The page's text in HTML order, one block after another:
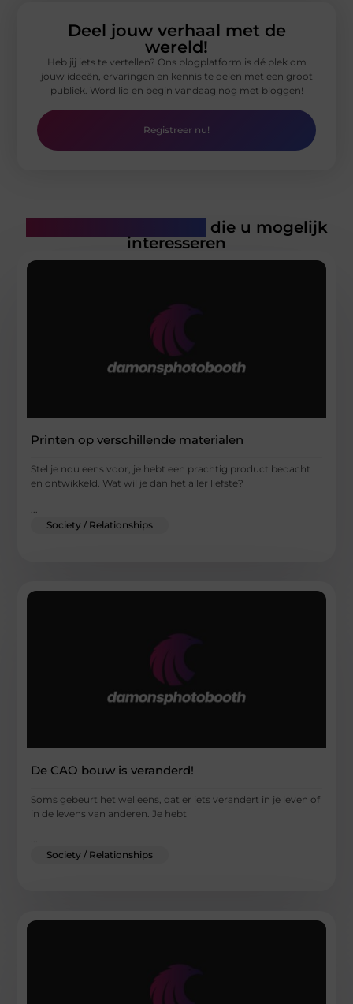
Deel jouw verhaal met de
wereld!
Heb jij iets te vertellen? Ons blogplatform is dé plek om
jouw ideeën, ervaringen en kennis te delen met een groot
publiek. Word lid en begin vandaag nog met bloggen!
Registreer nu!
die u mogelijk
interesseren
Printen op verschillende materialen
Stel je nou eens voor, je hebt een prachtig product bedacht
en ontwikkeld. Wat wil je dan het aller liefste?
Society / Relationships
De CAO bouw is veranderd!
Soms gebeurt het wel eens, dat er iets verandert in je leven of
in de levens van anderen. Je hebt
...
Society / Relationships